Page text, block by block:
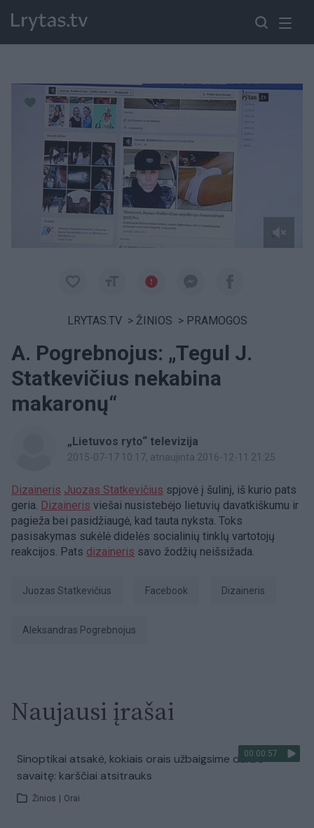
Paremkite Ukrainą
LRYTAS.TV > ŽINIOS > PRAMOGOS
A. Pogrebnojus: „Tegul J.
Statkevičius nekabina
makaronų“
„Lietuvos ryto“ televizija
2015-07-17 10:17, atnaujinta 2016-12-11 21:25
Dizaineris Juozas Statkevičius spjovė į šulinį, iš kurio pats
geria. Dizaineris viešai nusistebėjo lietuvių davatkiškumu ir
pagieža bei pasidžiaugė, kad tauta nyksta. Toks
pasisakymas sukėlė didelės socialinių tinklų vartotojų
reakcijos. Pats dizaineris savo žodžių neišsižada.
Juozas Statkevičius Facebook dizaineris
Aleksandras Pogrebnojus
Naujausi įrašai
00:00:57
Sinoptikai atsakė, kokiais orais užbaigsime darbo
savaitę: karščiai atsitrauks
Žinios Orai